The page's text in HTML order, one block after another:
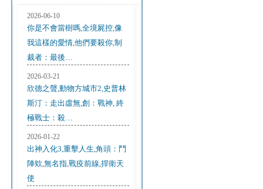
2026-06-10
你是不會當樹嗎,全境屍控,像
我這樣的愛情,他們要殺你,制
裁者：最後…
2026-03-21
欣德之聲,動物方城市2,史普林
斯汀：走出虛無,創：戰神, 終
極戰士：殺…
2026-01-22
出神入化3,重擊人生,角頭：鬥
陣欸,無名指,戰疫前線,捍衛天
使